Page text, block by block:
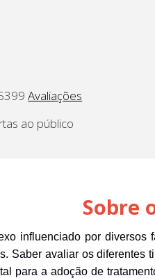
Avaliações
ao público
Sobre
influenciado por
Saber avaliar os
para a adoção de